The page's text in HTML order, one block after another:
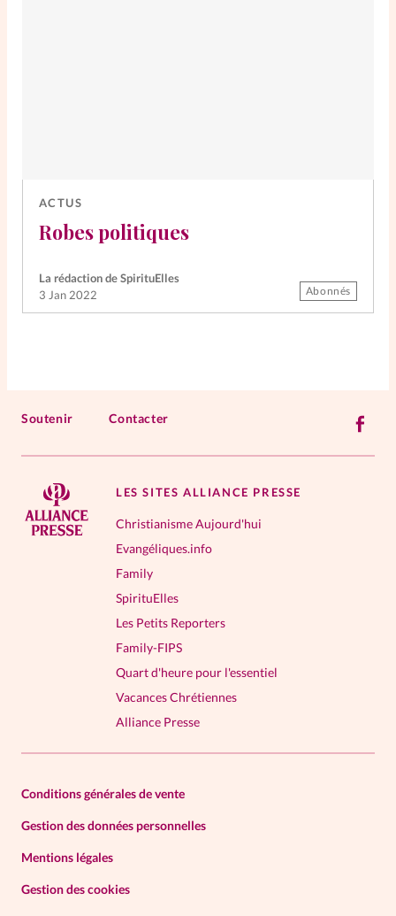
ACTUS
Robes politiques
La rédaction de SpirituElles
3 Jan 2022
Abonnés
Soutenir Contacter
LES SITES ALLIANCE PRESSE
Christianisme Aujourd'hui
Evangéliques.info
Family
SpirituElles
Les Petits Reporters
Family-FIPS
Quart d'heure pour l'essentiel
Vacances Chrétiennes
Alliance Presse
Conditions générales de vente
Gestion des données personnelles
Mentions légales
Gestion des cookies